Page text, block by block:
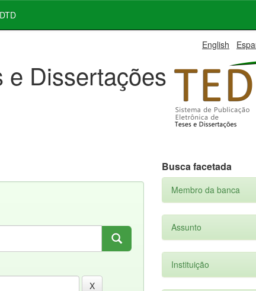
English
e Dissertações
Busca facetada
Membro da banca
Assunto
Instituição